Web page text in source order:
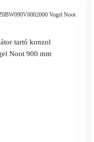
Vogel Noot
tartó konzol
Noot 900 mm